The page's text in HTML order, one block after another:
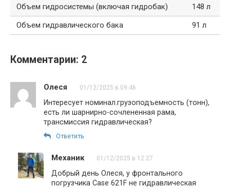
Объем гидросистемы (включая гидробак)
148 л
Объем гидравлического бака
91 л
Комментарии: 2
Олеся 01/12/2025 в 09:46
Интересует номинал.грузоподъемность (тонн),
есть ли шарнирно-сочлененная рама,
трансмиссия гидравлическая?
Ответить
Механик 01/12/2025 в 12:27
Добрый день Олеся, у фронтального
погрузчика Case 621F не гидравлическая